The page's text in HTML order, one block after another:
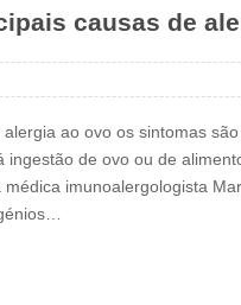
causas de
ao ovo os sintomas
ingestão de ovo ou de
médica imunoalergologista